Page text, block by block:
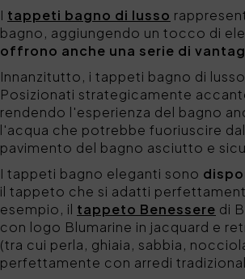
I tappeti bagno di lusso
bagno, aggiungendo un tocco di
offrono anche una serie di
Innanzitutto, i tappeti bagno di
Posizionati strategicamente
rendendo l'esperienza del bagno
l'acqua che potrebbe fuoriuscire
pavimento del bagno asciutto e
I tappeti bagno eleganti sono
il tappeto che si adatti
esempio, il tappeto Benessere di
con logo Blumarine in jacquard e
(tra cui perla, ghiaia, sabbia,
perfettamente con arredi